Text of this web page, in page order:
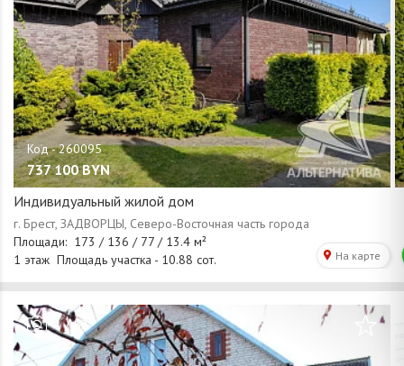
737 100 BYN
Индивидуальный жилой дом
1/82